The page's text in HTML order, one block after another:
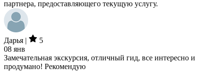
партнера, предоставляющего текущую услугу.
Дарья |
5
08 янв
Замечательная экскурсия, отличный гид, все интересно и
продумано! Рекомендую